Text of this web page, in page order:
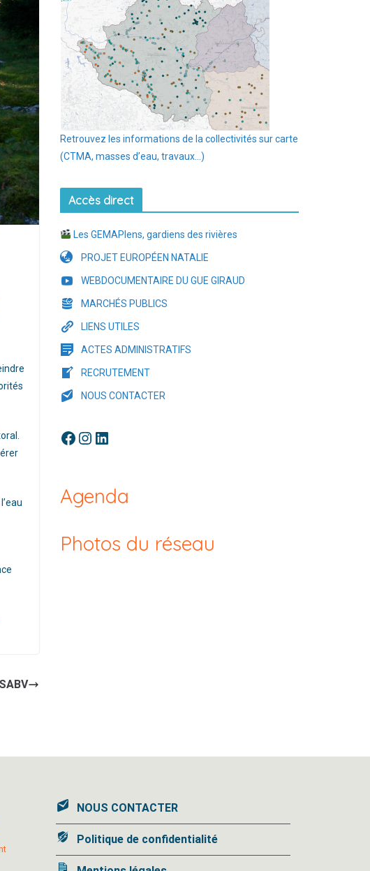
Retrouvez les informations de la collectivités sur carte
(CTMA, masses d’eau, travaux…)
Accès direct
Les GEMAPIens, gardiens des rivières
PROJET EUROPÉEN NATALIE
WEBDOCUMENTAIRE DU GUE GIRAUD
MARCHÉS PUBLICS
LIENS UTILES
ACTES ADMINISTRATIFS
RECRUTEMENT
NOUS CONTACTER
Facebook Instagram LinkedIn
Agenda
Photos du réseau
NOUS CONTACTER
Politique de confidentialité